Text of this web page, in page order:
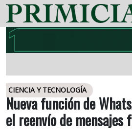
CIENCIA Y TECNOLOGÍA
Nueva función de
el reenvío de mensajes